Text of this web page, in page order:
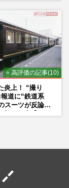
⭐ 高評価の記事(10)
炎上！ “撮り
道に“鉄道系
スーツが反論